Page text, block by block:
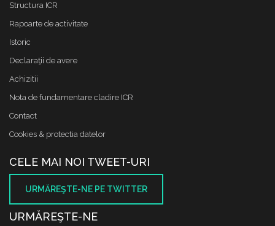
Structura ICR
Rapoarte de activitate
Istoric
Declaraţii de avere
Achizitii
Nota de fundamentare cladire ICR
Contact
Cookies & protectia datelor
CELE MAI NOI TWEET-URI
URMĂREŞTE-NE PE TWITTER
URMĂREŞTE-NE